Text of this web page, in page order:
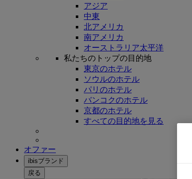
アジア
中東
北アメリカ
南アメリカ
オーストラリア太平洋
私たちのトップの目的地
東京のホテル
ソウルのホテル
パリのホテル
バンコクのホテル
京都のホテル
すべての目的地を見る
オファー
ibisブランド
戻る